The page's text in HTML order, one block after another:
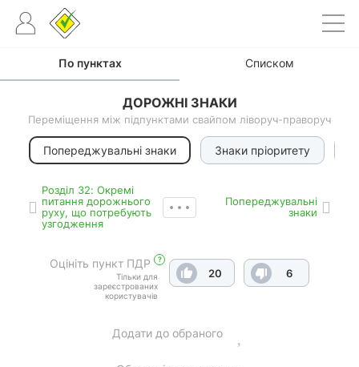
По пунктах Списком
ДОРОЖНІ ЗНАКИ
Переміщення між підпунктами свайпом ліворуч-праворуч
Попереджувальні знаки Знаки пріоритету
Роздiл 32: Окремі
питання дорожнього
руху, що потребують
узгодження
Попереджувальні
знаки
Оцініть пункт ПДР ?
Тільки для
зареєстрованих
користувачів
20 6
Додати до обраного